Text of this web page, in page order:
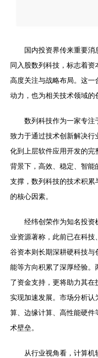
国内投资界传来重要
同入股数列科技，标志着
高度关注与战略布局。这一
动力，也为相关技术领域的
数列科技作为一家专注
致力于通过技术创新解决
化到上层软件应用开发的完
背景下，高效、稳定、智
支撑，数列科技的技术积
的核心因素。
经纬创荣作为知名投资
业资源著称，此前已在科
谷资本则长期深耕硬科技
能等方向积累了深厚经验
了资金支持，更将助力其
实现加速发展。市场分析
算、边缘计算、高性能硬
术壁垒。
从行业视角看，计算机